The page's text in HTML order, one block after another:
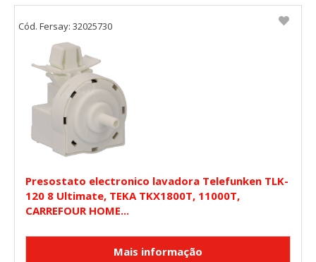
Presostato electronico lavadora Telefunken TLK-
120 8 Ultimate, TEKA TKX1800T, 11000T,
CARREFOUR HOME...
Cód. Fersay: 32025730
Estas cookies son necesarias para que el sitio web
funcione y no se pueden desactivar en nuestros sistemas.
Puede configurar su navegador para bloquear o alertar
sobre estas cookies, pero alguna áreas del sitio no
funcionarán. Estas cookies no almacenan ninguna
información de identificación personal.
Cookies Utilizadas:
COOKIELEGALFERSAY, VSF904, PHPSESSID, wp-settings-1,
wp-settings-time-1, _evCo, _evCoLT
Cookies de rendimiento
Estas cookies nos permiten contar las visitas y fuentes de
tráfico para poder evaluar el rendimiento de nuestro sitio y
agregada y, por lo tanto, es anónima.